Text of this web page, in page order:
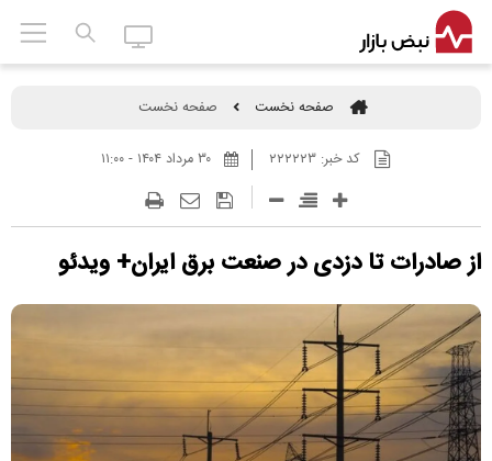
صفحه نخست صفحه نخست
کد خبر: ۲۲۲۲۲۳
از صادرات تا دزدی در صنعت برق ایران+ ویدئو